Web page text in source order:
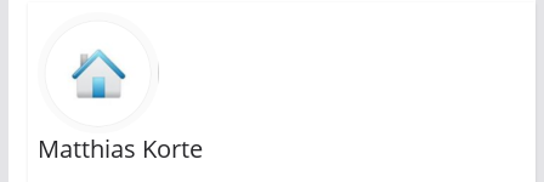
Matthias Korte